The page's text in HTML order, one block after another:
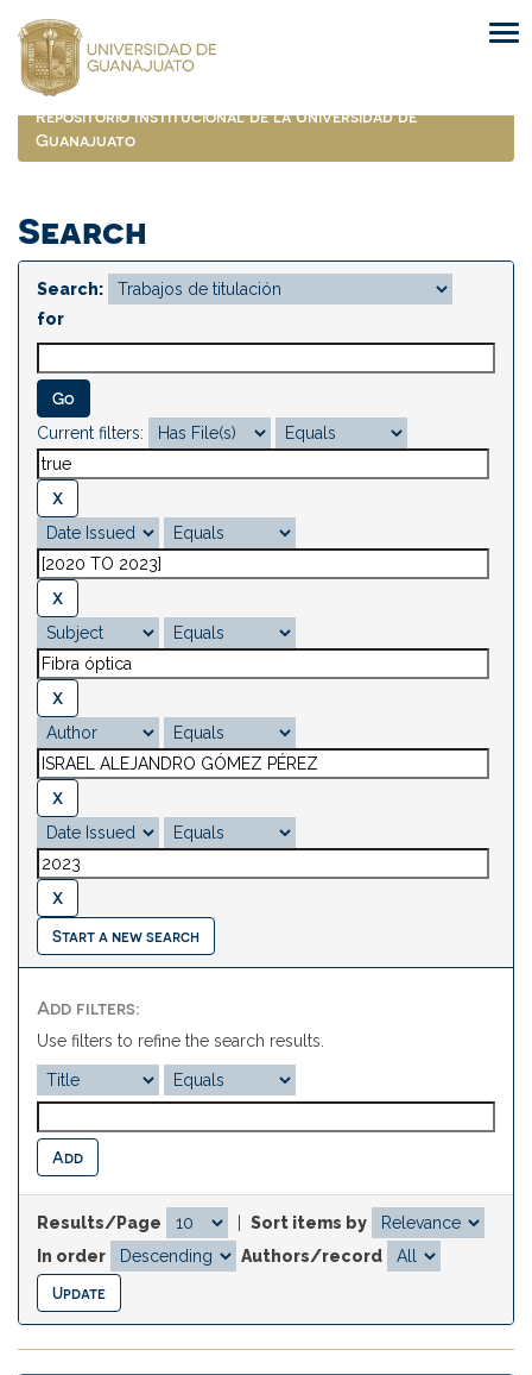
navigation
Repositorio Institucional de la Universidad de
Guanajuato
Search
Search:
for
Current filters:
Start a new search
Add filters:
Use filters to refine the search results.
Results/Page
Sort items by
In order
Authors/record